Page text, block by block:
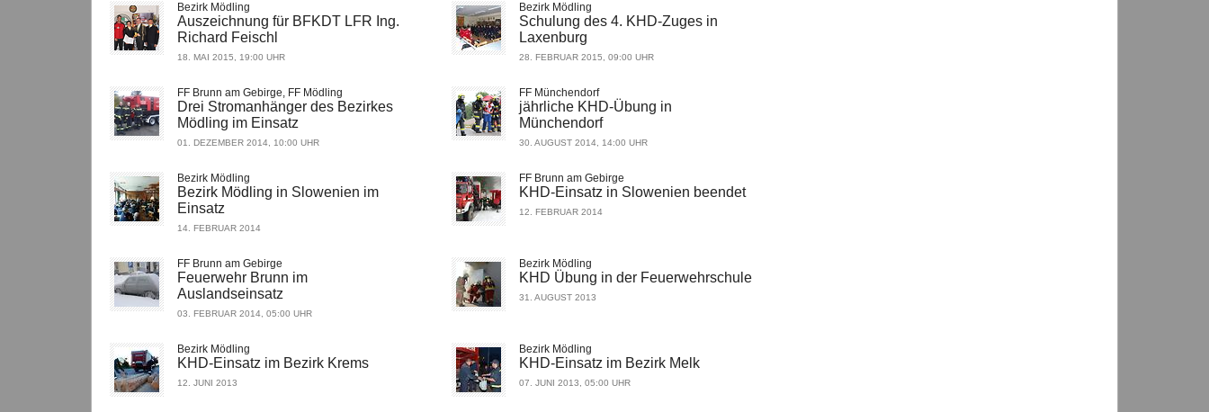
Bezirk Mödling
Auszeichnung für BFKDT LFR Ing.
Richard Feischl
18. MAI 2015, 19:00 UHR
Bezirk Mödling
Schulung des 4. KHD-Zuges in
Laxenburg
28. FEBRUAR 2015, 09:00 UHR
FF Brunn am Gebirge, FF Mödling
Drei Stromanhänger des Bezirkes
Mödling im Einsatz
01. DEZEMBER 2014, 10:00 UHR
FF Münchendorf
jährliche KHD-Übung in
Münchendorf
30. AUGUST 2014, 14:00 UHR
Bezirk Mödling
Bezirk Mödling in Slowenien im
Einsatz
14. FEBRUAR 2014
FF Brunn am Gebirge
KHD-Einsatz in Slowenien beendet
12. FEBRUAR 2014
FF Brunn am Gebirge
Feuerwehr Brunn im
Auslandseinsatz
03. FEBRUAR 2014, 05:00 UHR
Bezirk Mödling
KHD Übung in der Feuerwehrschule
31. AUGUST 2013
Bezirk Mödling
KHD-Einsatz im Bezirk Krems
12. JUNI 2013
Bezirk Mödling
KHD-Einsatz im Bezirk Melk
07. JUNI 2013, 05:00 UHR